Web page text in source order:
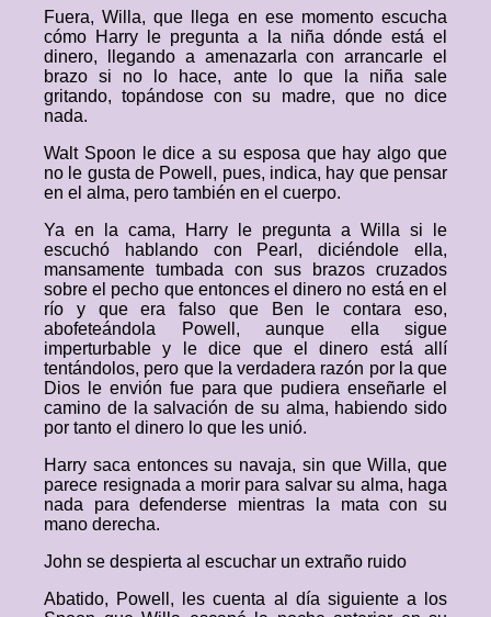
Fuera, Willa, que llega en ese momento escucha
cómo Harry le pregunta a la niña dónde está el
dinero, llegando a amenazarla con arrancarle el
brazo si no lo hace, ante lo que la niña sale
gritando, topándose con su madre, que no dice
nada.
Walt Spoon le dice a su esposa que hay algo que
no le gusta de Powell, pues, indica, hay que pensar
en el alma, pero también en el cuerpo.
Ya en la cama, Harry le pregunta a Willa si le
escuchó hablando con Pearl, diciéndole ella,
mansamente tumbada con sus brazos cruzados
sobre el pecho que entonces el dinero no está en el
río y que era falso que Ben le contara eso,
abofeteándola Powell, aunque ella sigue
imperturbable y le dice que el dinero está allí
tentándolos, pero que la verdadera razón por la que
Dios le envión fue para que pudiera enseñarle el
camino de la salvación de su alma, habiendo sido
por tanto el dinero lo que les unió.
Harry saca entonces su navaja, sin que Willa, que
parece resignada a morir para salvar su alma, haga
nada para defenderse mientras la mata con su
mano derecha.
John se despierta al escuchar un extraño ruido
Abatido, Powell, les cuenta al día siguiente a los